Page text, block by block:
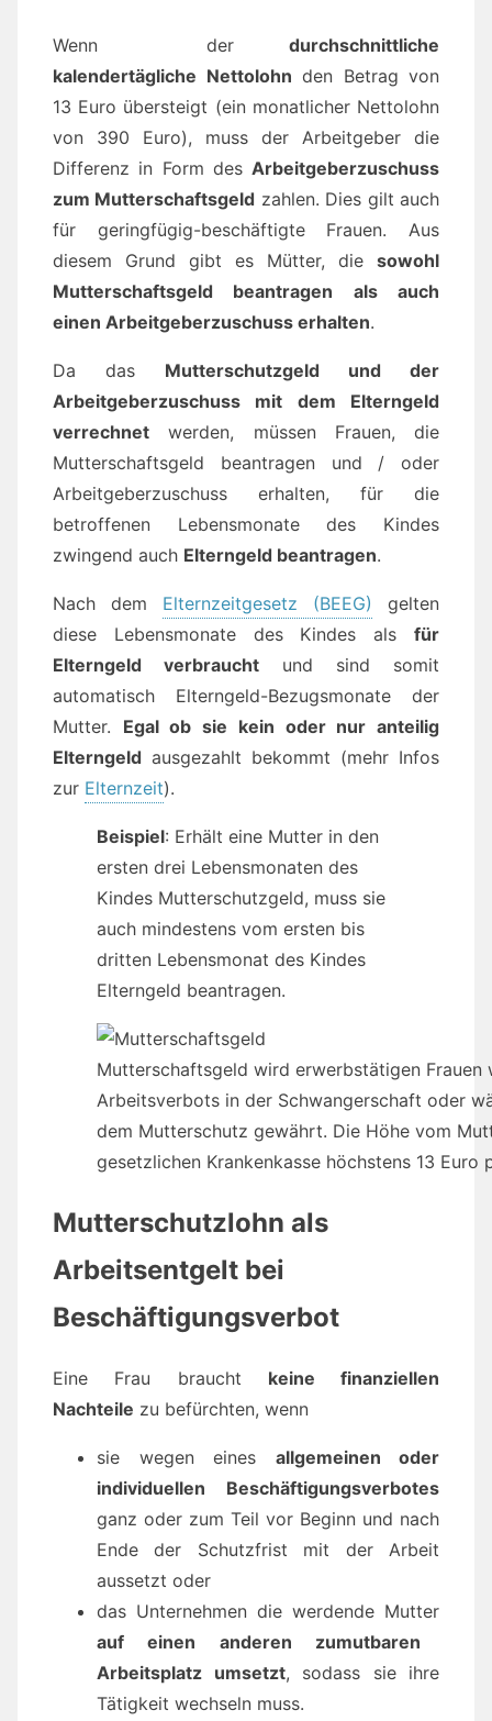
Wenn der durchschnittliche
kalendertägliche Nettolohn den Betrag von
13 Euro übersteigt (ein monatlicher Nettolohn
von 390 Euro), muss der Arbeitgeber die
Differenz in Form des Arbeitgeberzuschuss
zum Mutterschaftsgeld zahlen. Dies gilt auch
für geringfügig-beschäftigte Frauen. Aus
diesem Grund gibt es Mütter, die sowohl
Mutterschaftsgeld beantragen als auch
einen Arbeitgeberzuschuss erhalten.
Da das Mutterschutzgeld und der
Arbeitgeberzuschuss mit dem Elterngeld
verrechnet werden, müssen Frauen, die
Mutterschaftsgeld beantragen und / oder
Arbeitgeberzuschuss erhalten, für die
betroffenen Lebensmonate des Kindes
zwingend auch Elterngeld beantragen.
Nach dem Elternzeitgesetz (BEEG) gelten
diese Lebensmonate des Kindes als für
Elterngeld verbraucht und sind somit
automatisch Elterngeld-Bezugsmonate der
Mutter. Egal ob sie kein oder nur anteilig
Elterngeld ausgezahlt bekommt (mehr Infos
zur Elternzeit).
Beispiel: Erhält eine Mutter in den
ersten drei Lebensmonaten des
Kindes Mutterschutzgeld, muss sie
auch mindestens vom ersten bis
dritten Lebensmonat des Kindes
Elterngeld beantragen.
Mutterschaftsgeld wird erwerbstätigen Frauen
Arbeitsverbots in der Schwangerschaft oder
dem Mutterschutz gewährt. Die Höhe vom
gesetzlichen Krankenkasse höchstens 13 Euro
Mutterschutzlohn als
Arbeitsentgelt bei
Beschäftigungsverbot
Eine Frau braucht keine finanziellen
Nachteile zu befürchten, wenn
sie wegen eines allgemeinen oder
individuellen Beschäftigungsverbotes
ganz oder zum Teil vor Beginn und nach
Ende der Schutzfrist mit der Arbeit
aussetzt oder
das Unternehmen die werdende Mutter
auf einen anderen zumutbaren
Arbeitsplatz umsetzt, sodass sie ihre
Tätigkeit wechseln muss.